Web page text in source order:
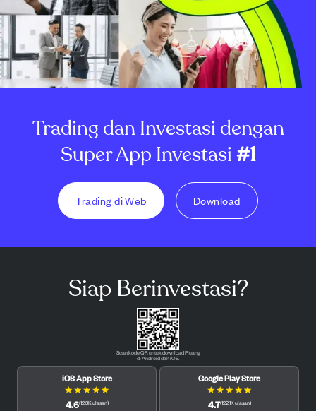
Trading dan Investasi dengan
Super App Investasi#1
Trading di Web Download
Siap Berinvestasi?
Scan kode QR untuk download Pluang
di Android dan iOS.
iOS App Store
★★★★★
4.6(12.3Kulasan)
Google Play Store
★★★★★
4.7(122.1Kulasan)